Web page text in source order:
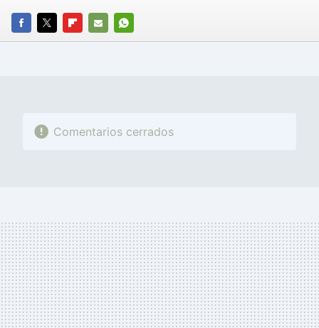
FACEBOOK
TWITTERFLIPBOARD
E-
WHATSAPP
Comentarios cerrados